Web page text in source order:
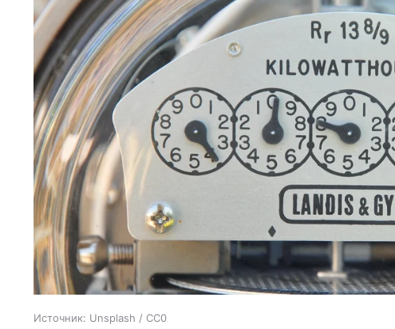
Источник: Unsplash / CC0